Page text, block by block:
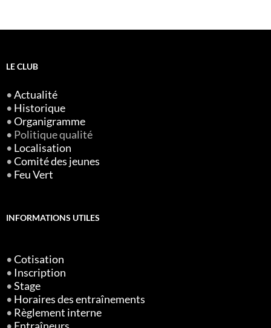
LE CLUB
•Actualité
• Historique
•Organigramme
• Politique qualité
• Localisation
•Comité des jeunes
• Feu Vert
INFORMATIONS UTILES
•Cotisation
• Inscription
•Stage
• Horaires des entraînements
• Règlement interne